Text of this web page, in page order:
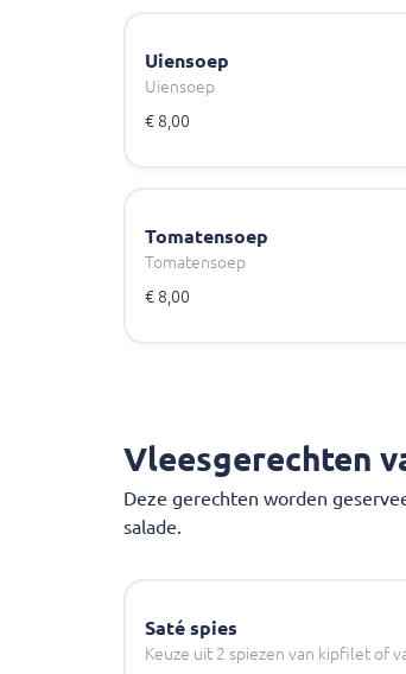
Uiensoep
Uiensoep
€ 8,00
Tomatensoep
Tomatensoep
€ 8,00
Vleesgerechten
Deze gerechten worden
salade.
Saté spies
Keuze uit 2 spiezen van kipfilet of